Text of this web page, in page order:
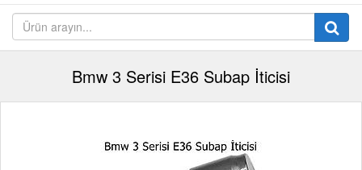
Bmw 3 Serisi E36 Subap İticisi